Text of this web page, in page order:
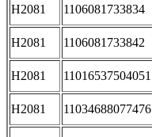
H2081 1106081733834
H2081 1106081733842
H2081 11016537504051
H2081 11034688077476